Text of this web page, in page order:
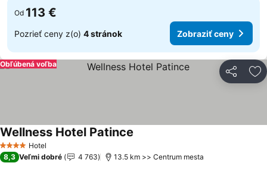
Od 113 €
Pozrieť ceny z(o) 4 stránok Zobraziť ceny
Zdieľať
Obľúbená voľba
4 Počet hviezdičiek
Hotel
Wellness Hotel Patince
8,3 Veľmi dobré 4 763 13.5 km >> Centrum mesta